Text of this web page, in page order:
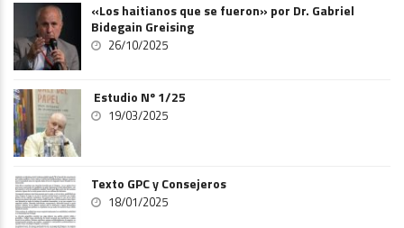
«Los haitianos que se fueron» por Dr. Gabriel
Bidegain Greising
26/10/2025
Estudio Nº 1/25
19/03/2025
Texto GPC y Consejeros
18/01/2025